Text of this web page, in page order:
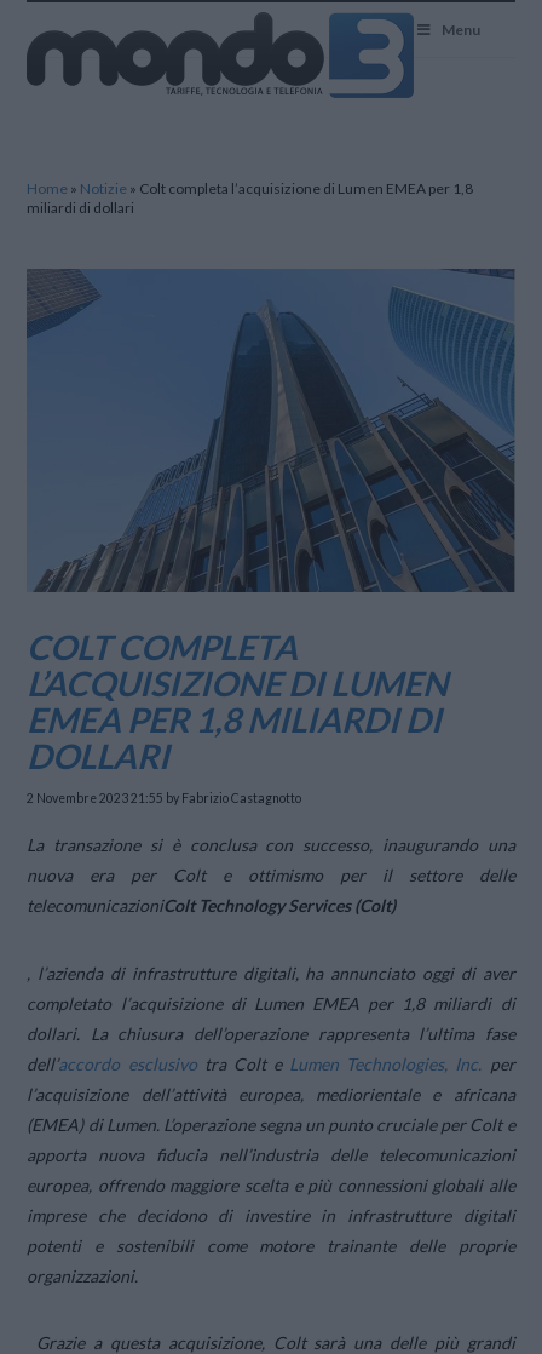
Menu
Home » Notizie » Colt completa l’acquisizione di Lumen EMEA per 1,8
miliardi di dollari
COLT COMPLETA
L’ACQUISIZIONE DI LUMEN
EMEA PER 1,8 MILIARDI DI
DOLLARI
2 Novembre 2023 21:55 by Fabrizio Castagnotto
La transazione si è conclusa con successo, inaugurando una
nuova era per Colt e ottimismo per il settore delle
telecomunicazioniColt Technology Services (Colt)
, l’azienda di infrastrutture digitali, ha annunciato oggi di aver
completato l’acquisizione di Lumen EMEA per 1,8 miliardi di
dollari. La chiusura dell’operazione rappresenta l’ultima fase
dell’accordo esclusivotra Colt e Lumen Technologies, Inc. per
l’acquisizione dell’attività europea, mediorientale e africana
(EMEA) di Lumen. L’operazione segna un punto cruciale per Colt e
apporta nuova fiducia nell’industria delle telecomunicazioni
europea, offrendo maggiore scelta e più connessioni globali alle
imprese che decidono di investire in infrastrutture digitali
potenti e sostenibili come motore trainante delle proprie
organizzazioni.
Grazie a questa acquisizione, Colt sarà una delle più grandi